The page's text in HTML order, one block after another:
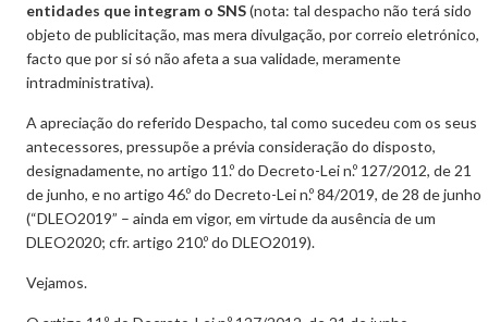
entidades que integram o SNS(nota: tal despacho não terá sido
objeto de publicitação, mas mera divulgação, por correio eletrónico,
facto que por si só não afeta a sua validade, meramente
intradministrativa).
A apreciação do referido Despacho, tal como sucedeu com os seus
antecessores, pressupõe a prévia consideração do disposto,
designadamente, no artigo 11.º do Decreto-Lei n.º 127/2012, de 21
de junho, e no artigo 46.º do Decreto-Lei n.º 84/2019, de 28 de junho
(“DLEO2019” – ainda em vigor, em virtude da ausência de um
DLEO2020; cfr. artigo 210.º do DLEO2019).
Vejamos.